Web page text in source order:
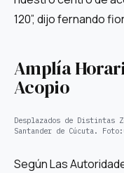
120”, dijo fernando
Amplía
Acopio
Desplazados de Distintas
Santander de Cúcuta.
Foto:
Según Las